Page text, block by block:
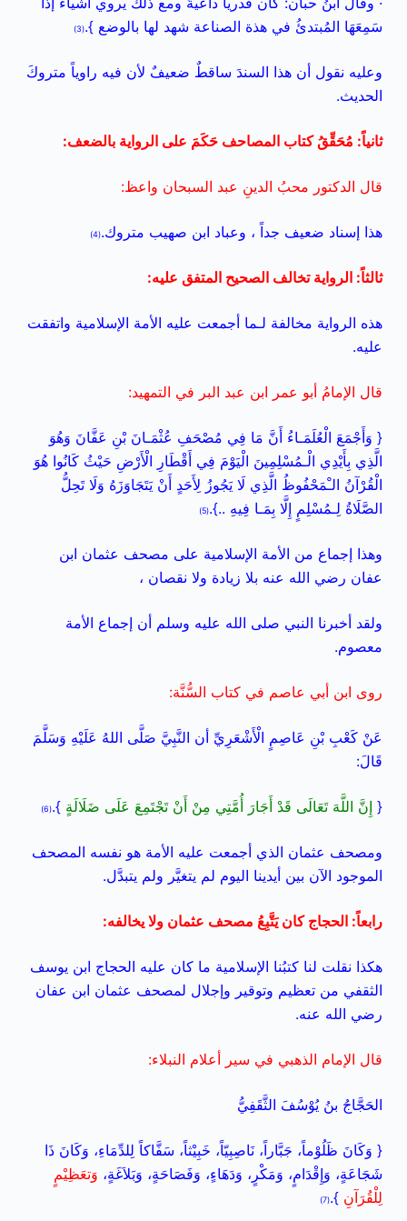
سَمِعَهَا المُبتدئُ في هذة الصناعة شهد لها بالوضع }.(3)
وعليه نقول أن هذا السندَ ساقطٌ ضعيفٌ لأن فيه راوياً متروكَ
الحديث.
ثانياً: مُحَقِّقُ كتاب المصاحف حَكَمَ على الرواية بالضعف:
قال الدكتور محبُ الدينِ عبد السبحان واعظ:
هذا إسناد ضعيف جداً ، وعباد ابن صهيب متروك.(4)
ثالثاً: الرواية تخالف الصحيح المتفق عليه:
هذه الرواية مخالفة لـما أجمعت عليه الأمة الإسلامية واتفقت
عليه.
قال الإمامُ أبو عمر ابن عبد البر في التمهيد:
{ وَأَجْمَعَ الْعُلَمَـاءُ أَنَّ مَا فِي مُصْحَفِ عُثْمَـانَ بْنِ عَفَّانَ وَهُوَ
الَّذِي بِأَيْدِي الْـمُسْلِمِينَ الْيَوْمَ فِي أَقْطَارِ الْأَرْضِ حَيْثُ كَانُوا هُوَ
الْقُرْآنُ الـْمَحْفُوظُ الَّذِي لَا يَجُوزُ لِأَحَدٍ أَنْ يَتَجَاوَزَهُ وَلَا تَحِلُّ
الصَّلَاةُ لِـمُسْلِمٍ إِلَّا بِمَـا فِيهِ ..}.(5)
وهذا إجماع من الأمة الإسلامية على مصحف عثمان ابن
عفان رضي الله عنه بلا زيادة ولا نقصان ،
ولقد أخبرنا النبي صلى الله عليه وسلم أن إجماع الأمة
معصوم.
روى ابن أبي عاصم في كتاب السُّنَّة:
عَنْ كَعْبِ بْنِ عَاصِمٍ الْأَشْعَرِيِّ أن النَّبِيَّ صَلَّى اللهُ عَلَيْهِ وَسَلَّمَ
قَالَ:
{ إِنَّ اللَّهَ تَعَالَى قَدْ أَجَارَ أُمَّتِي مِنْ أَنْ تَجْتَمِعَ عَلَى ضَلَالَةٍ }.
(6)
ومصحف عثمان الذي أجمعت عليه الأمة هو نفسه المصحف
الموجود الآن بين أيدينا اليوم لم يتغيَّر ولم يتبدَّل.
رابعاً: الحجاج كان يَتَّبِعُ مصحف عثمان ولا يخالفه:
هكذا نقلت لنا كتبُنا الإسلامية ما كان عليه الحجاج ابن يوسف
الثقفي من تعظيم وتوقير وإجلال لمصحف عثمان ابن عفان
رضي الله عنه.
قال الإمام الذهبي في سير أعلام النبلاء:
الحَجَّاجُ بنُ يُوْسُفَ الثَّقَفِيُّ
{ وَكَانَ ظَلُوْماً، جَبَّاراً، نَاصِبِيّاً، خَبِيْثاً، سَفَّاكاً لِلدِّمَاءِ، وَكَانَ ذَا
شَجَاعَةٍ، وَإِقْدَامٍ، وَمَكْرٍ، وَدَهَاءٍ، وَفَصَاحَةٍ، وَبَلاَغَةٍ، وَتعَظِيْمٍ
لِلْقُرَآنِ }.
(7)